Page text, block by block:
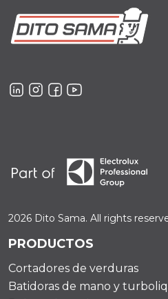
2026 Dito Sama. All rights
PRODUCTOS
Cortadores de verduras
Batidoras de mano y